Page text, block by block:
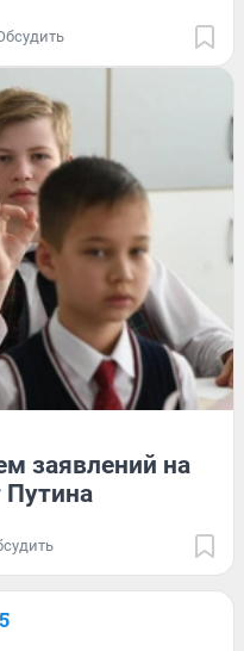
заявлений на